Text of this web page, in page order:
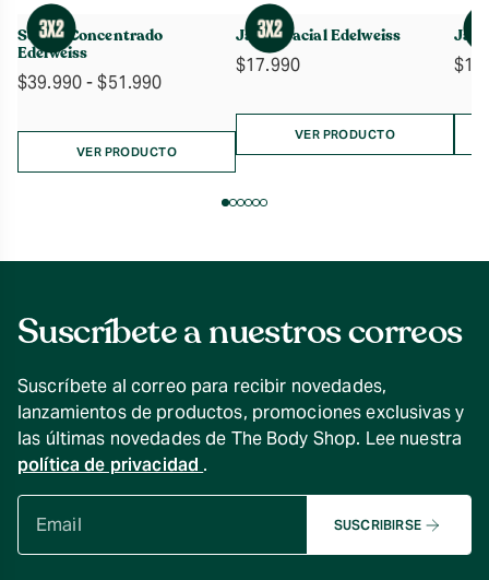
Sérum Concentrado
Edelweiss
$39.990- $51.990Rango
precios:
desde
$39.990
VER PRODUCTO
Jabón Facial Edelweiss
$17.990
VER PRODUCTO
$
Suscríbete a nuestros correos
Suscríbete al correo para recibir novedades,
lanzamientos de productos, promociones exclusivas y
las últimas novedades de The Body Shop. Lee nuestra
política de privacidad .
SUSCRIBIRSE